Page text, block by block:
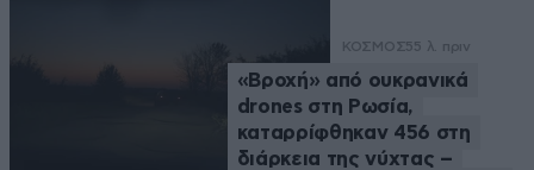
ΚΟΣΜΟΣ55 λ. πριν
«Βροχή» από ουκρανικά
drones στη Ρωσία,
καταρρίφθηκαν 456 στη
διάρκεια της νύχτας –